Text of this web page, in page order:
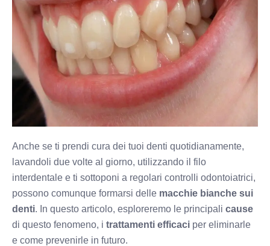
Anche se ti prendi cura dei tuoi denti quotidianamente,
lavandoli due volte al giorno, utilizzando il filo
interdentale e ti sottoponi a regolari controlli odontoiatrici,
possono comunque formarsi delle macchie bianche sui
denti. In questo articolo, esploreremo le principali cause
di questo fenomeno, i trattamenti efficaci per eliminarle
e come prevenirle in futuro.